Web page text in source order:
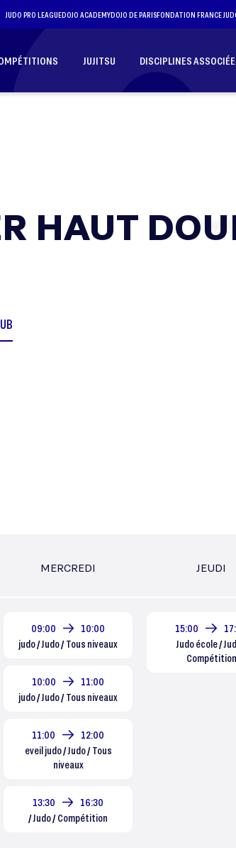
JUDO PRO LEAGUEDOJO ACADEMYDOJO DE PARISFONDATION FRANCE
JUJITSU DISCIPLINES
HAUT
MERCREDI
09:00
10:00
judo / Judo / Tous niveaux
10:00
11:00
judo / Judo / Tous niveaux
11:00
12:00
eveil judo / Judo / Tous
niveaux
13:30
16:30
/ Judo / Compétition
JEUDI
15:00
Judo école /
Compétition